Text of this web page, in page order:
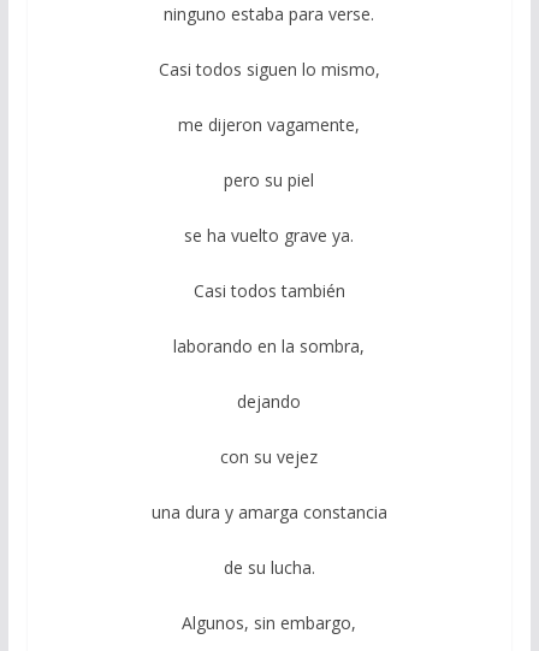
ninguno estaba para verse.
Casi todos siguen lo mismo,
me dijeron vagamente,
pero su piel
se ha vuelto grave ya.
Casi todos también
laborando en la sombra,
dejando
con su vejez
una dura y amarga constancia
de su lucha.
Algunos, sin embargo,